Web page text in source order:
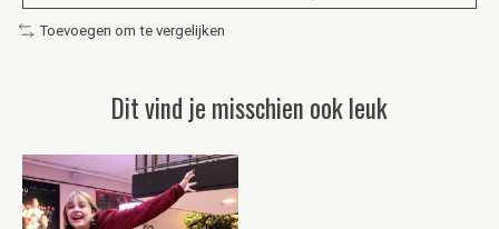
Toevoegen om te vergelijken
Dit vind je misschien ook leuk
Items van productcarrousel